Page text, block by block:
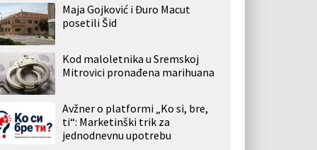
Maja Gojković i Đuro Macut
posetili Šid
Kod maloletnika u Sremskoj
Mitrovici pronađena marihuana
Avžner o platformi „Ko si, bre,
ti“: Marketinški trik za
jednodnevnu upotrebu